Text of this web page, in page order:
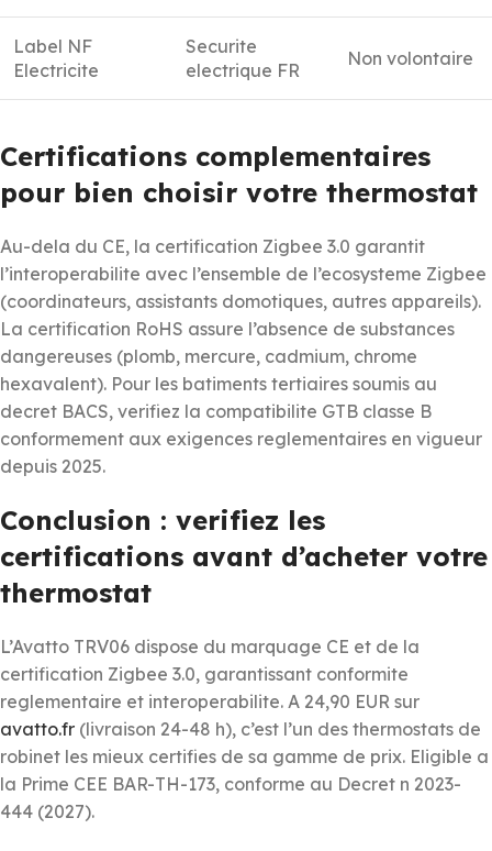
Label NF
Electricite
Securite
electrique FR
Non volontaire
Certifications complementaires
pour bien choisir votre thermostat
Au-dela du CE, la certification Zigbee 3.0 garantit
l’interoperabilite avec l’ensemble de l’ecosysteme Zigbee
(coordinateurs, assistants domotiques, autres appareils).
La certification RoHS assure l’absence de substances
dangereuses (plomb, mercure, cadmium, chrome
hexavalent). Pour les batiments tertiaires soumis au
decret BACS, verifiez la compatibilite GTB classe B
conformement aux exigences reglementaires en vigueur
depuis 2025.
Conclusion : verifiez les
certifications avant d’acheter votre
thermostat
L’Avatto TRV06 dispose du marquage CE et de la
certification Zigbee 3.0, garantissant conformite
reglementaire et interoperabilite. A 24,90 EUR sur
avatto.fr (livraison 24-48 h), c’est l’un des thermostats de
robinet les mieux certifies de sa gamme de prix. Eligible a
la Prime CEE BAR-TH-173, conforme au Decret n 2023-
444 (2027).